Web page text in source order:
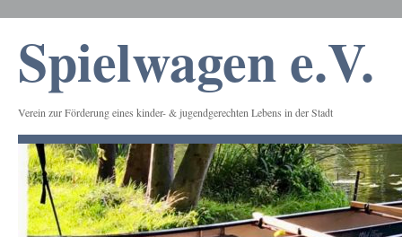
Spielwagen e.V.
Verein zur Förderung eines kinder- & jugendgerechten Lebens in der Stadt